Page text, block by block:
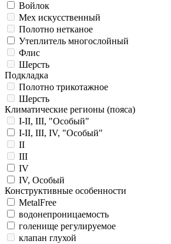
Войлок
Мех искусственный
Полотно нетканое
Утеплитель многослойный
Флис
Шерсть
Подкладка
Полотно трикотажное
Шерсть
Климатические регионы (пояса)
I-II, III, "Особый"
I-II, III, IV, "Особый"
II
III
IV
IV, Особый
Конструктивные особенности
MetalFree
водонепроницаемость
голенище регулируемое
клапан глухой